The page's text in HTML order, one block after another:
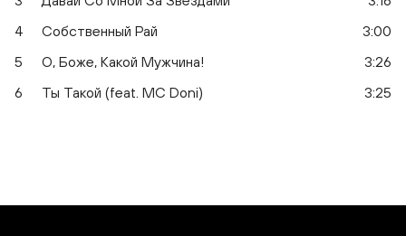
4
Собственный Рай
3:00
5
О, Боже, Какой Мужчина!
3:26
6
Ты Такой (feat. MC Doni) 3:25